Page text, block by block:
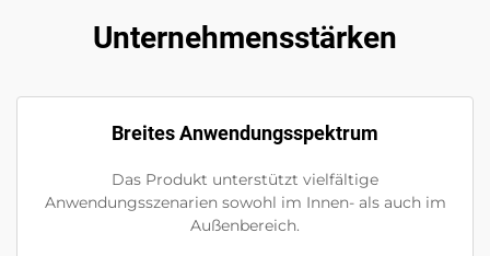
Unternehmensstärken
Breites Anwendungsspektrum
Das Produkt unterstützt vielfältige
Anwendungsszenarien sowohl im Innen- als auch im
Außenbereich.